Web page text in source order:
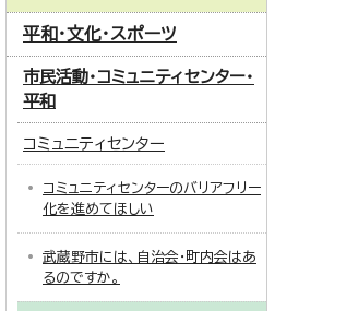
平和・文化・スポーツ
市民活動・コミュニティセンター・
平和
コミュニティセンター
コミュニティセンターのバリアフリー
化を進めてほしい
武蔵野市には、自治会・町内会はあ
るのですか。